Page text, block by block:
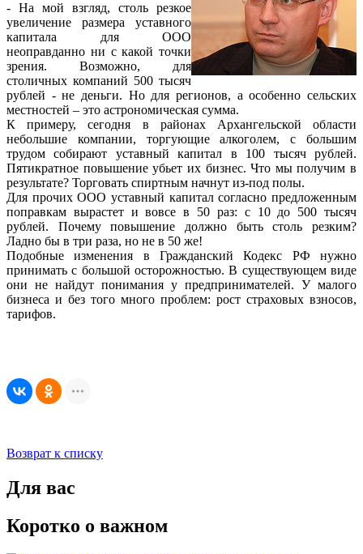
- На мой взгляд, столь резкое
увеличение размера уставного
капитала для ООО
неоправданно ни с какой точки
зрения. Возможно, для
столичных компаний 500 тысяч
рублей - не деньги. Но для регионов, а особенно сельских
местностей – это астрономическая сумма.
К примеру, сегодня в районах Архангельской области
небольшие компании, торгующие алкоголем, с большим
трудом собирают уставный капитал в 100 тысяч рублей.
Пятикратное повышение убьет их бизнес. Что мы получим в
результате? Торговать спиртным начнут из-под полы.
Для прочих ООО уставный капитал согласно предложенным
поправкам вырастет и вовсе в 50 раз: с 10 до 500 тысяч
рублей. Почему повышение должно быть столь резким?
Ладно бы в три раза, но не в 50 же!
Подобные изменения в Гражданский Кодекс РФ нужно
принимать с большой осторожностью. В существующем виде
они не найдут понимания у предпринимателей. У малого
бизнеса и без того много проблем: рост страховых взносов,
тарифов.
Возврат к списку
Для вас
Коротко о важном